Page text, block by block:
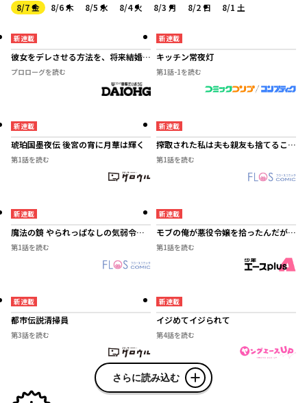
8/7金8月7日金曜日
8/6木 8月6日木曜日
8/5 水 8月5日水曜日
8/4火 8月4日火曜日
8/3 月 8月3日月曜日
8/2 日 8月2日日曜日
8/1 土
新連載
彼女をデレさせる方法を、将来結婚す
る俺だけが知っている
プロローグを読む
新連載
キッチン常夜灯
第1話-1を読む
新連載
琥珀国墨夜伝 後宮の宵に月華は輝く
第1話を読む
新連載
搾取された私は夫も親友も捨てること
にしました
第1話を読む
新連載
魔法の鏡 やられっぱなしの気弱令嬢
が我慢をやめたとき、反撃を開始しま
す。
第1話を読む
新連載
モブの俺が悪役令嬢を拾ったんだが
～ゲーム本編無視で、好き勝手楽しみ
ます～
第1話を読む
新連載
都市伝説清掃員
第3話を読む
新連載
イジめてイジられて
第4話を読む
さらに読み込む